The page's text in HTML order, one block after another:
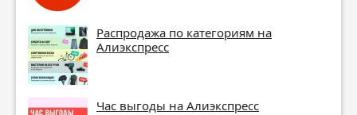
Распродажа по категориям на
Алиэкспресс
Час выгоды на Алиэкспресс